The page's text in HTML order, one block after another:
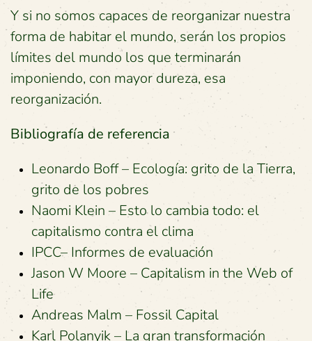
Y si no somos capaces de reorganizar nuestra
forma de habitar el mundo, serán los propios
límites del mundo los que terminarán
imponiendo, con mayor dureza, esa
reorganización.
Bibliografía de referencia
Leonardo Boff – Ecología: grito de la Tierra,
grito de los pobres
Naomi Klein – Esto lo cambia todo: el
capitalismo contra el clima
IPCC– Informes de evaluación
Jason W Moore – Capitalism in the Web of
Life
Andreas Malm – Fossil Capital
Karl Polanyik – La gran transformación